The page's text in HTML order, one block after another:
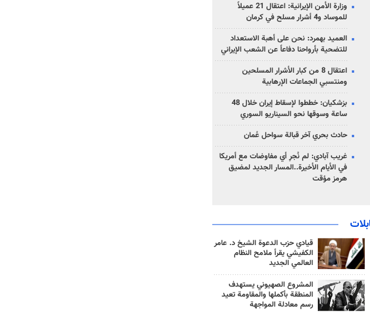
وزارة الأمن الإيرانية: اعتقال 21 عميلاً
للموساد و4 أشرار مسلح في كرمان
العميد بهمرد: نحن على أهبة الاستعداد
للتضحية بأرواحنا دفاعاً عن الشعب الإيراني
اعتقال 8 من كبار الأشرار المسلحين
ومنتسبي الجماعات الإرهابية
بزشكيان: خططوا لإسقاط إيران خلال 48
ساعة وسوقها نحو السيناريو السوري
حادث بحري آخر قبالة سواحل عُمان
غريب آبادي: لم نُجرِ أي مفاوضات مع أمريكا
في الأيام الأخيرة..المسار الجديد لمضيق
هرمز مؤقت
قيادي حزب الدعوة الشيخ د. عامر
الكفيشي يقرأ ملامح النظام
العالمي الجديد
المشروع الصهيوني يستهدف
المنطقة بأكملها والمقاومة تعيد
رسم معادلة المواجهة